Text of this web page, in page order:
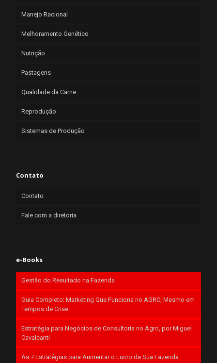
Manejo Racional
Melhoramento Genético
Nutrição
Pastagens
Qualidade da Carne
Reprodução
Sistemas de Produção
Contato
Contato
Fale com a diretoria
e-Books
Gestão do Resultado na Fazenda
Guia Completo: Marketing Que Funciona no AGRO, Mesmo em
Tempos de Crise
Estratégia para Negócios de Consultoria no Agro, por Miguel
Cavalcanti
As 7 Estratégias para Aumentar o Lucro da Sua Fazenda